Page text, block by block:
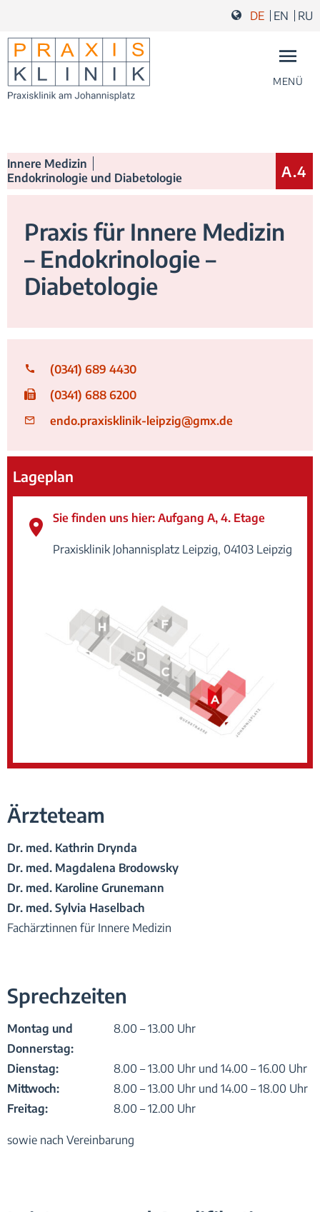
DE EN RU
MENÜ
Innere Medizin
Endokrinologie und Diabetologie
A.4
Sie
Praxis für Innere Medizin
– Endokrinologie –
Diabetologie
(0341) 689 4430
(0341) 688 6200
endo.praxisklinik-leipzig@gmx.de
Lageplan
Sie finden uns hier: Aufgang A, 4. Etage
Praxisklinik Johannisplatz Leipzig, 04103 Leipzig
Ärzteteam
Dr. med. Kathrin Drynda
Dr. med. Magdalena Brodowsky
Dr. med. Karoline Grunemann
Dr. med. Sylvia Haselbach
Fachärztinnen für Innere Medizin
Sprechzeiten
Montag und
Donnerstag:
8.00 – 13.00 Uhr
Dienstag:
8.00 – 13.00 Uhr und 14.00 – 16.00 Uhr
Mittwoch:
8.00 – 13.00 Uhr und 14.00 – 18.00 Uhr
Freitag:
8.00 – 12.00 Uhr
sowie nach Vereinbarung